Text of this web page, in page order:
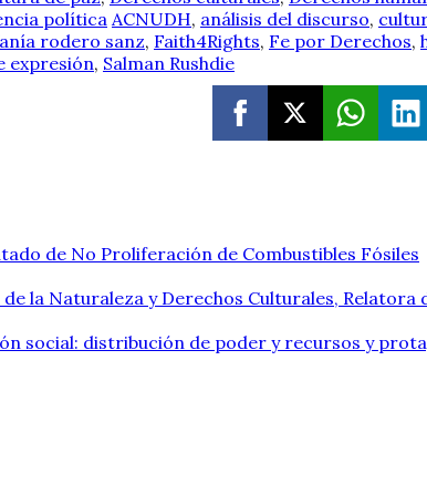
política ACNUDH, análisis del discurso,
rodero sanz, Faith4Rights, Fe por Derechos,
expresión, Salman Rushdie
de No Proliferación de Combustibles Fósiles
la Naturaleza y Derechos Culturales, Relatora
social: distribución de poder y recursos y